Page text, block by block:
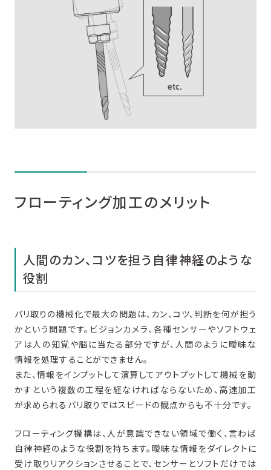
フローティング加工のメリット
人間のカン、コツを担う自律神経のような
役割
バリ取りの機械化で最大の問題は、カン、コツ、判断を何が担う
かという問題です。ビジョンカメラ、各種センサーやソフトウェ
アは人の知覚や脳に当たる部分ですが、人間のように曖昧な
情報を処理することができません。
また、情報をインプットして演算してアウトプットして機械を動
かすという複数の工程を経なければならないため、高速加工
が求められるバリ取りではスピードの観点からも不十分です。
フローティング機構は、人が意識できない領域で働く、言わば
自律神経のような役割を持ちます。曖昧な情報をダイレクトに
受け取りリアクションさせることで、センサーとソフトだけでは